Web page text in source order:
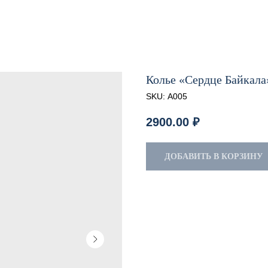
Колье «Сердце
SKU: А005
2900.00 ₽
ДОБАВИТЬ В КОРЗИНУ